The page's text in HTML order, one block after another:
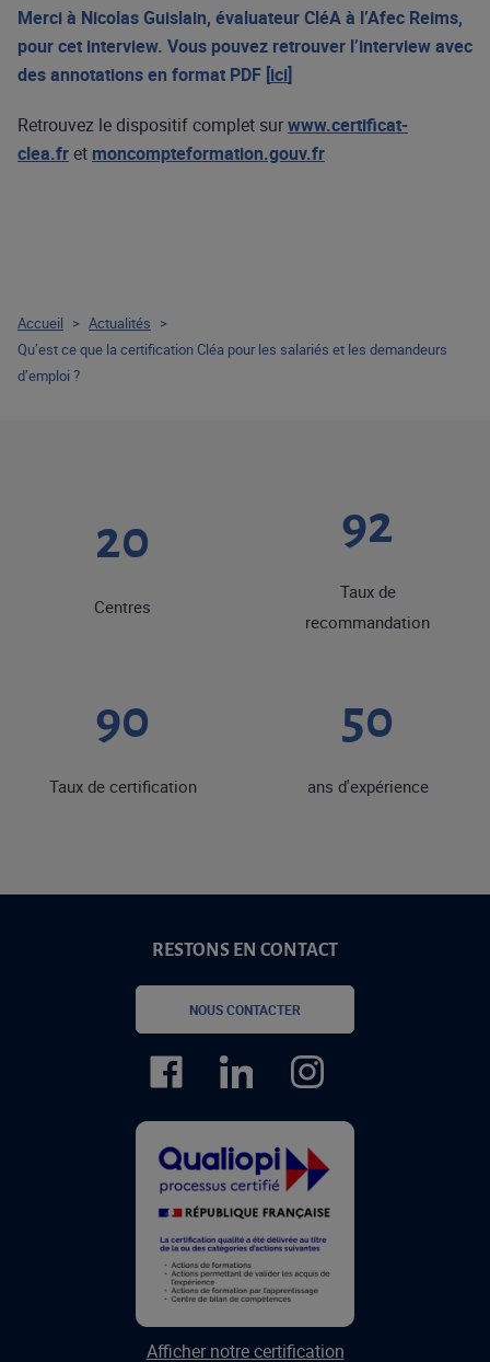
Merci à Nicolas Guislain, évaluateur CléA à l’Afec Reims,
pour cet interview. Vous pouvez retrouver l’interview avec
des annotations en format PDF [ici]
Retrouvez le dispositif complet surwww.certificat-
clea.fret moncompteformation.gouv.fr
20
Centres
92
Taux de
recommandation
90
Taux de certification
50
ans d'expérience
RESTONS EN CONTACT
NOUS CONTACTER
Afficher notre certification
Accueil > Actualités >
Qu’est ce que la certification Cléa pour les salariés et les demandeurs
d’emploi ?